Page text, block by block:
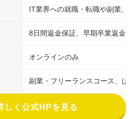
IT業界への就職・転職や副業、
8日間返金保証、早期卒業返金保
オンラインのみ
副業・フリーランスコース、は
しく公式HPを見る